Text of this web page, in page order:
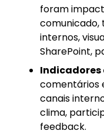
foram
comunicado,
internos,
SharePoint,
Indicadores
comentários
canais
clima,
feedback.